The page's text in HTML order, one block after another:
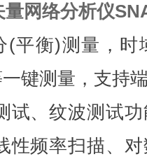
网络分析仪
(平衡)测量，时
键测量，支持
试、纹波测试
性频率扫描、